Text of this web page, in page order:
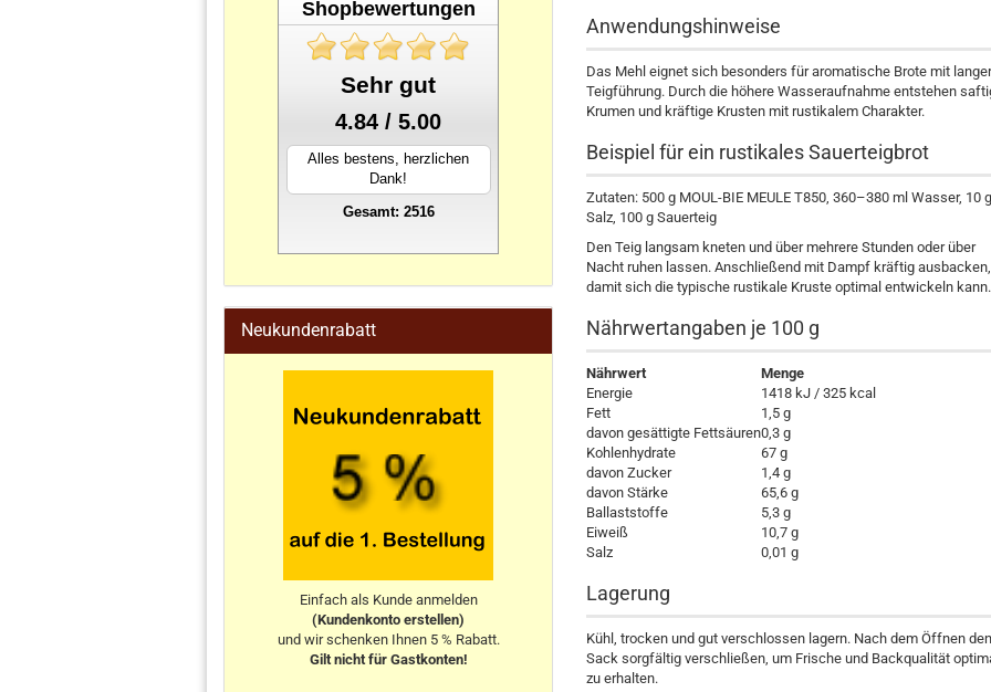
Anwendungshinweise
Das Mehl eignet sich besonders für aromatische Brote mit
Teigführung. Durch die höhere Wasseraufnahme entstehen
Krumen und kräftige Krusten mit rustikalem Charakter.
Beispiel für ein rustikales Sauerteigbrot
Zutaten: 500 g MOUL-BIE MEULE T850, 360–380 ml Wasser, 10
Salz, 100 g Sauerteig
Den Teig langsam kneten und über mehrere Stunden oder über
Nacht ruhen lassen. Anschließend mit Dampf kräftig ausbacken,
damit sich die typische rustikale Kruste optimal entwickeln kann.
Nährwertangaben je 100 g
Nährwert
Menge
Energie
1418 kJ / 325 kcal
Fett
1,5 g
davon gesättigte Fettsäuren0,3 g
Kohlenhydrate
67 g
davon Zucker
1,4 g
davon Stärke
65,6 g
Ballaststoffe
5,3 g
Eiweiß
10,7 g
Salz
0,01 g
Lagerung
Kühl, trocken und gut verschlossen lagern. Nach dem Öffnen
Sack sorgfältig verschließen, um Frische und Backqualität
zu erhalten.
Shopbewertungen
Sehr gut
4.84 / 5.00
Alles bestens, herzlichen
Dank!
Gesamt: 2516
Neukundenrabatt
Einfach als Kunde anmelden
(Kundenkonto erstellen)
und wir schenken Ihnen 5 % Rabatt.
Gilt nicht für Gastkonten!